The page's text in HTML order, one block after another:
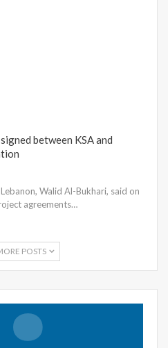
between KSA and
Walid Al-Bukhari, said on
agreements…
POSTS